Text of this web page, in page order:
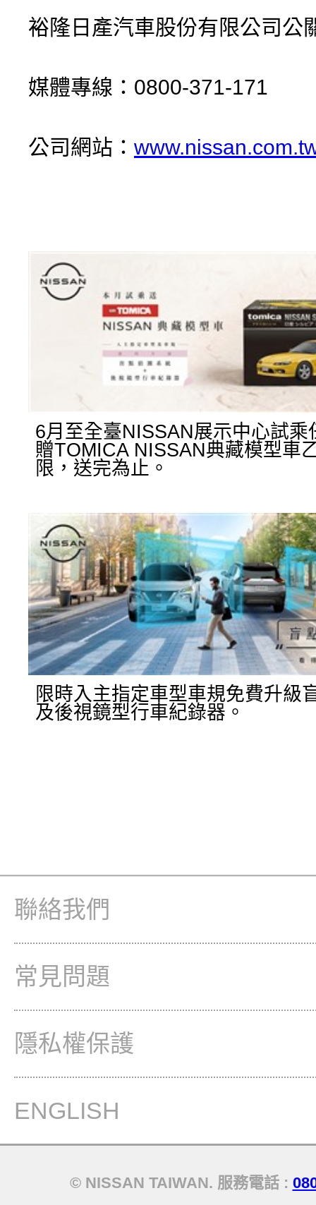
裕隆日產汽車股份有限公司公
媒體專線：0800-371-171
公司網站：
6月至全臺NISSAN展示中心試乘
贈TOMICA NISSAN典藏模型車
限，送完為止。
限時入主指定車型車規免費升級
及後視鏡型行車紀錄器。
聯絡我們
常見問題
隱私權保護
ENGLISH
© NISSAN TAIWAN. 服務電話 :